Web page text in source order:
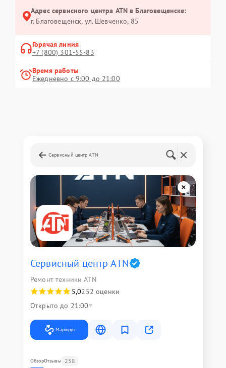
Адрес сервисного центра ATN в Благовещенске:
г. Благовещенск, ул. Шевченко, 85
Горячая линия
+7 (800) 301-55-83
Время работы
Ежедневно с 9:00 до 21:00
Сервисный центр ATN
Сервисный центр ATN
Ремонт техники ATN
5,0252 оценки
Открыто до 21:00
Маршрут
ОбзорОтзывы 258